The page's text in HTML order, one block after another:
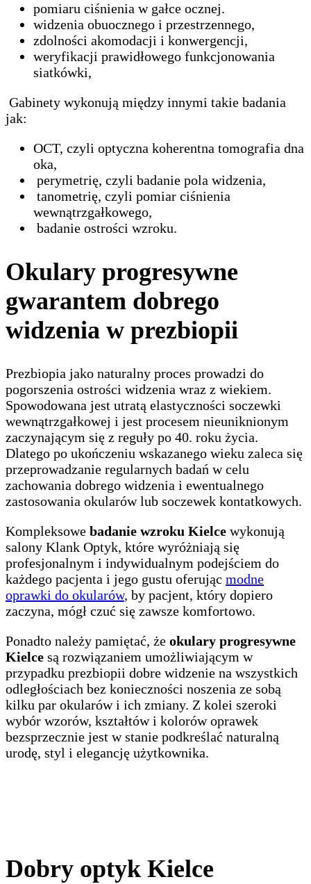
pomiaru ciśnienia w gałce ocznej.
widzenia obuocznego i przestrzennego,
zdolności akomodacji i konwergencji,
weryfikacji prawidłowego funkcjonowania
siatkówki,
Gabinety wykonują między innymi takie badania
jak:
OCT, czyli optyczna koherentna tomografia dna
oka,
perymetrię, czyli badanie pola widzenia,
tanometrię, czyli pomiar ciśnienia
wewnątrzgałkowego,
badanie ostrości wzroku.
Okulary progresywne
gwarantem dobrego
widzenia w prezbiopii
Prezbiopia jako naturalny proces prowadzi do
pogorszenia ostrości widzenia wraz z wiekiem.
Spowodowana jest utratą elastyczności soczewki
wewnątrzgałkowej i jest procesem nieuniknionym
zaczynającym się z reguły po 40. roku życia.
Dlatego po ukończeniu wskazanego wieku zaleca się
przeprowadzanie regularnych badań w celu
zachowania dobrego widzenia i ewentualnego
zastosowania okularów lub soczewek kontatkowych.
Kompleksowe badanie wzroku Kielce wykonują
salony Klank Optyk, które wyróżniają się
profesjonalnym i indywidualnym podejściem do
każdego pacjenta i jego gustu oferując modne
oprawki do okularów, by pacjent, który dopiero
zaczyna, mógł czuć się zawsze komfortowo.
Ponadto należy pamiętać, że okulary progresywne
Kielce są rozwiązaniem umożliwiającym w
przypadku prezbiopii dobre widzenie na wszystkich
odległościach bez konieczności noszenia ze sobą
kilku par okularów i ich zmiany. Z kolei szeroki
wybór wzorów, kształtów i kolorów oprawek
bezsprzecznie jest w stanie podkreślać naturalną
urodę, styl i elegancję użytkownika.
Dobry optyk Kielce